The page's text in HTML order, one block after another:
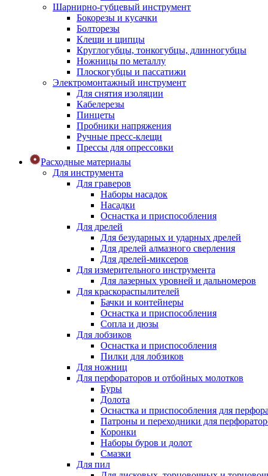
Шарнирно-губцевый инструмент
Бокорезы и кусачки
Болторезы
Клещи и щипцы
Круглогубцы, тонкогубцы, длинногубцы
Ножницы по металлу
Плоскогубцы и пассатижи
Электромонтажный инструмент
Для снятия изоляции
Кабелерезы
Пинцеты
Пробники напряжения
Ручные пресс-клещи
Прессы для опрессовки
Расходные материалы
Для инструмента
Для граверов
Наборы насадок
Насадки
Оснастка и приспособления
Для дрелей
Для безударных и ударных дрелей
Для дрелей алмазного сверления
Для дрелей-миксеров
Для измерительного инструмента
Для лазерных уровней и дальномеров
Для краскораспылителей
Бачки и контейнеры
Оснастка и приспособления
Сопла и дюзы
Для лобзиков
Оснастка и приспособления
Пилки для лобзиков
Для ножниц
Для перфораторов и отбойных молотков
Буры
Долота
Оснастка и приспособления для
Патроны и переходники для
Коронки
Наборы буров и долот
Смазки
Для пил